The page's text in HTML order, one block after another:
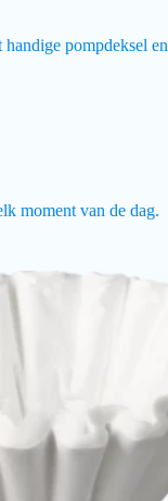
pompdeksel en
moment van de dag.